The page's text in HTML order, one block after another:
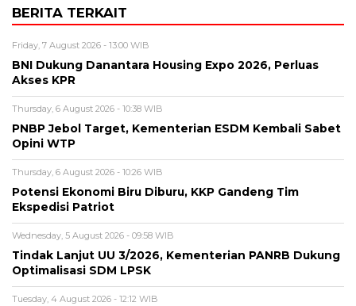
BERITA TERKAIT
Friday, 7 August 2026 - 13:00 WIB
BNI Dukung Danantara Housing Expo 2026, Perluas
Akses KPR
Thursday, 6 August 2026 - 10:38 WIB
PNBP Jebol Target, Kementerian ESDM Kembali Sabet
Opini WTP
Thursday, 6 August 2026 - 10:26 WIB
Potensi Ekonomi Biru Diburu, KKP Gandeng Tim
Ekspedisi Patriot
Wednesday, 5 August 2026 - 09:58 WIB
Tindak Lanjut UU 3/2026, Kementerian PANRB Dukung
Optimalisasi SDM LPSK
Tuesday, 4 August 2026 - 12:12 WIB